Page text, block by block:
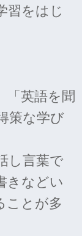
習をはじ
「英語を聞
策な学び
し言葉で
きなどい
ことが多